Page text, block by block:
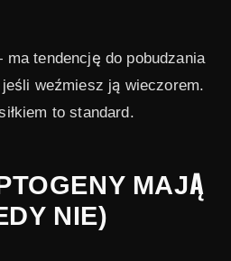
tendencję do pobudzania
weźmiesz ją wieczorem.
to standard.
MAJĄ
NIE)